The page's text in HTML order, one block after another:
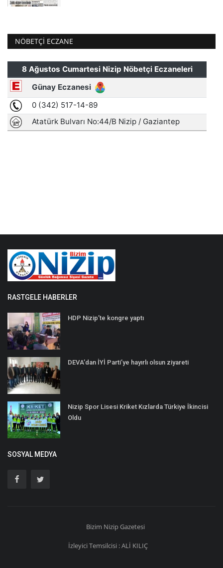
NÖBETÇI ECZANE
RASTGELE HABERLER
HDP Nizip’te kongre yaptı
DEVA’dan İYİ Parti’ye hayırlı olsun ziyareti
Nizip Spor Lisesi Kriket Kızlarda Türkiye İkincisi
Oldu
SOSYAL MEDYA
Bizim NizipGazetesi
İzleyici Temsilcisi : ALİ KILIÇ